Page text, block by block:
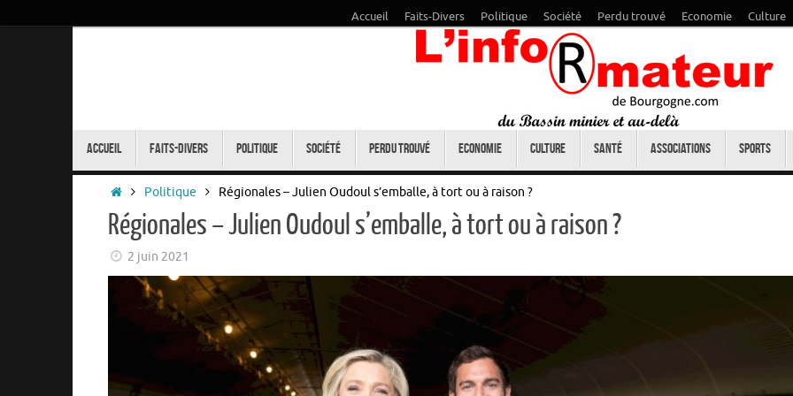
Accueil Faits-Divers Politique Société Perdu trouvé Economie Culture
Accueil Faits-Divers Politique Société Perdu trouvé Economie Culture Santé Associations Sports
Accueil
Politique Régionales – Julien Oudoul s’emballe, à tort ou à raison ?
Régionales – Julien Oudoul s’emballe, à tort ou à raison ?
2 juin 2021